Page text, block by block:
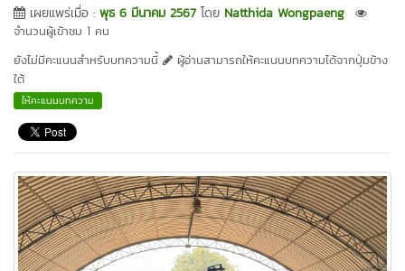
เผยแพร่เมื่อ : พุธ 6 มีนาคม 2567 โดย Natthida Wongpaeng
จำนวนผู้เข้าชม 1 คน
ยังไม่มีคะแนนสำหรับบทความนี้
ผู้อ่านสามารถให้คะแนนบทความได้จากปุ่มข้าง
ใต้
ให้คะแนนบทความ